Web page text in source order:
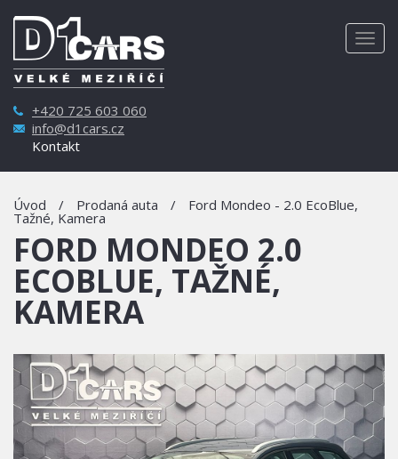
+420 725 603 060
info@d1cars.cz
Kontakt
Úvod / Prodaná auta / Ford Mondeo - 2.0 EcoBlue,
Tažné, Kamera
FORD MONDEO 2.0
ECOBLUE, TAŽNÉ,
KAMERA